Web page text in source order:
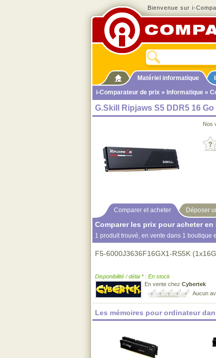
Bienvenue sur i-
Matériel informatique
i-Comparateur de prix » Informatique »
G.Skill Ripjaws S5 DDR5 16 Go
Nos
Comparer et acheter Déposer
Comparer les prix pour acheter en
1 produit trouvé, en vente dans 1 boutique
F5-6000J3636F16GX1-RS5K
Disponibilité / délai * : En stock
En vente chez Cybertek
Aucun
Les mémoires pour ordinateur